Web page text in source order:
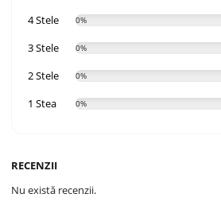
4 Stele 0%
3 Stele 0%
2 Stele 0%
1 Stea 0%
RECENZII
Nu există recenzii.